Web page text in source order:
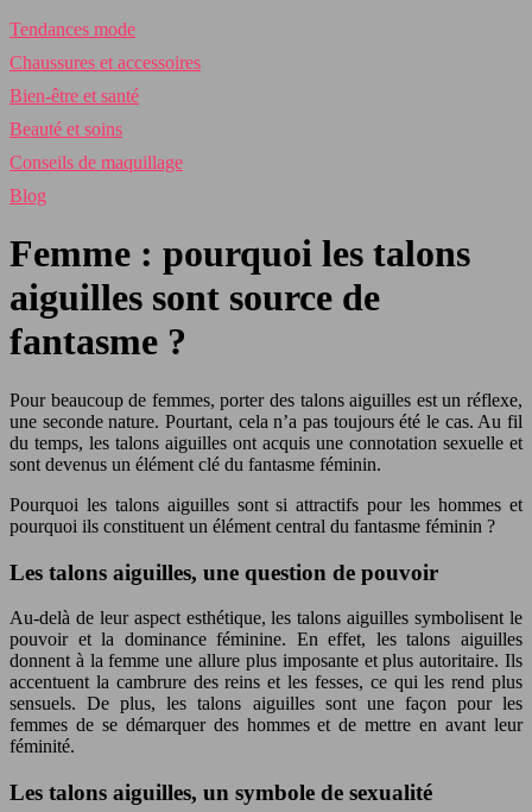
Tendances mode
Chaussures et accessoires
Bien-être et santé
Beauté et soins
Conseils de maquillage
Blog
Femme : pourquoi les talons
aiguilles sont source de
fantasme ?
Pour beaucoup de femmes, porter des talons aiguilles est un réflexe,
une seconde nature. Pourtant, cela n’a pas toujours été le cas. Au fil
du temps, les talons aiguilles ont acquis une connotation sexuelle et
sont devenus un élément clé du fantasme féminin.
Pourquoi les talons aiguilles sont si attractifs pour les hommes et
pourquoi ils constituent un élément central du fantasme féminin ?
Les talons aiguilles, une question de pouvoir
Au-delà de leur aspect esthétique, les talons aiguilles symbolisent le
pouvoir et la dominance féminine. En effet, les talons aiguilles
donnent à la femme une allure plus imposante et plus autoritaire. Ils
accentuent la cambrure des reins et les fesses, ce qui les rend plus
sensuels. De plus, les talons aiguilles sont une façon pour les
femmes de se démarquer des hommes et de mettre en avant leur
féminité.
Les talons aiguilles, un symbole de sexualité